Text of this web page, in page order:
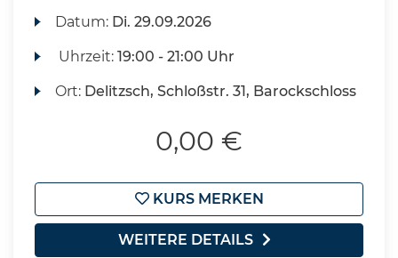
Datum: Di. 29.09.2026
Uhrzeit:19:00 - 21:00 Uhr
Ort: Delitzsch, Schloßstr. 31, Barockschloss
0,00 €
KURS MERKEN
WEITERE DETAILS